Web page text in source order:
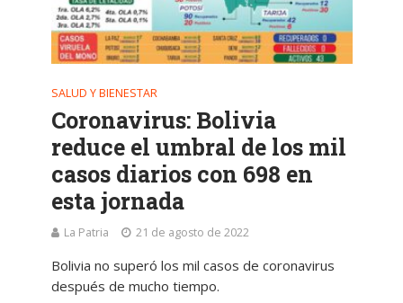
SALUD Y BIENESTAR
Coronavirus: Bolivia
reduce el umbral de los mil
casos diarios con 698 en
esta jornada
La Patria 21 de agosto de 2022
Bolivia no superó los mil casos de coronavirus
después de mucho tiempo.